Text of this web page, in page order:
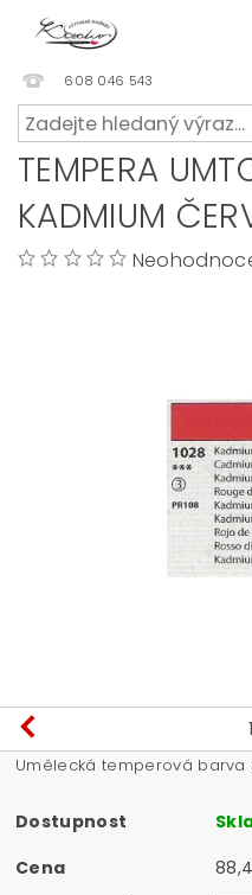
608 046 543
TEMPERA
KADMIUM
1
Umělecká temperová barva
Dostupnost
Cena